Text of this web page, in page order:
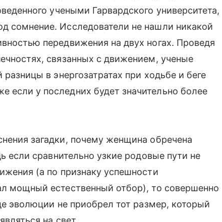
учеными Гарвардского университета,
сомнение. Исследователи не нашли никакой
передвижения на двух ногах. Проведя
связанных с движением, ученые
в энергозатратах при ходьбе и беге
у последних будет значительно более
загадки, почему женщина обречена
если сравнительно узкие родовые пути не
(а по признаку успешности
мощный естественный отбор), то совершенно
эволюции не приобрел тот размер, который